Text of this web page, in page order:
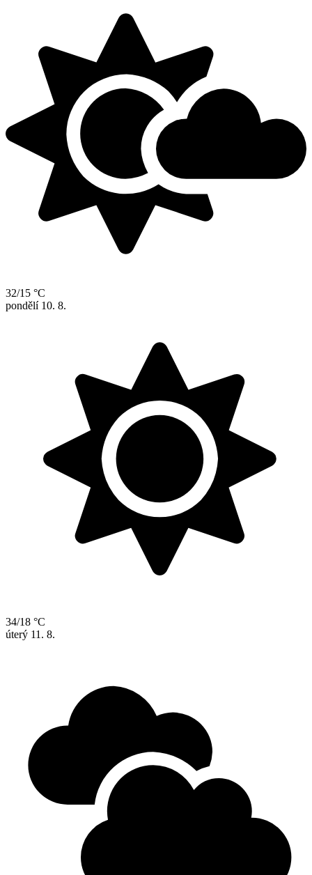
32/15 °C
pondělí 10. 8.
34/18 °C
úterý 11. 8.